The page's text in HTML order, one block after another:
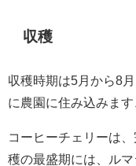
収穫
収穫時期は5月から8
に農園に住み込みます
コーヒーチェリーは
穫の最盛期には、ル